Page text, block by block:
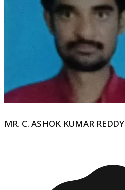
MR. C. ASHOK KUMAR REDDY